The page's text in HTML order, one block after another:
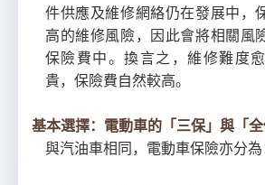
件供應及維修網絡仍在發展中，
高的維修風險，因此會將相關風
保險費中。換言之，維修難度
貴，保險費自然較高。
基本選擇：電動車的「三保」與「全
與汽油車相同，電動車保險亦分為